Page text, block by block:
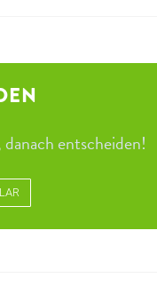
entscheiden!